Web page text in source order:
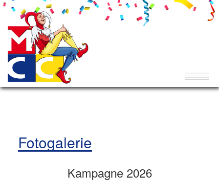
Fotogalerie
Kampagne 2026